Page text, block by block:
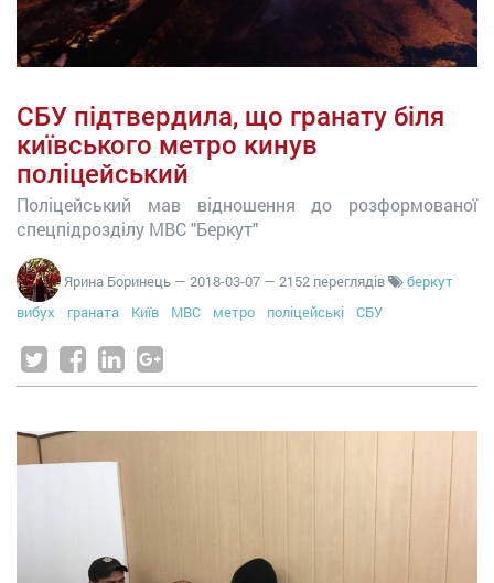
СБУ підтвердила, що гранату біля
київського метро кинув
поліцейський
Поліцейський мав відношення до розформованої
спецпідрозділу МВС "Беркут"
Ярина Боринець — 2018-03-07 — 2152 переглядів
беркут
вибух
граната Київ МВС метро поліцейські СБУ